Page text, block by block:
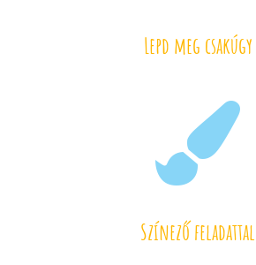
Lepd meg csakúgy

Színező feladattal